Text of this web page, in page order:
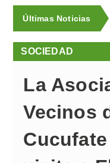
Últimas Noticias
SOCIEDAD
La
Vecinos